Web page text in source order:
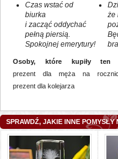
Czas wstać od
biurka
i zacząć oddychać
pełną piersią.
Spokojnej emerytury!
że
Osoby, które kupiły ten
prezent dla męża na
prezent dla kolejarza
SPRAWDŹ, JAKIE INNE